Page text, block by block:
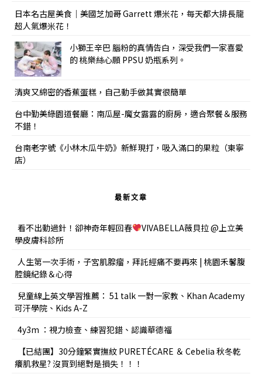
日本名古屋美食｜美國芝加哥 Garrett 爆米花，每天都大排長龍
超人氣爆米花！
小獅王辛巴 腦粉的真情告白，深受我們一家喜愛
的 桃樂絲心願 PPSU 奶瓶系列。
清爽又綿密的香蕉蛋糕，自己動手做其實很簡單
台中勤美綠園道餐廳：南瓜屋-魔女露露的廚房，適合聚餐＆服務
不錯！
台南老字號《小林木瓜牛奶》新鮮現打，吸入滿口的果粒（東寧
店）
最新文章
看不出動過針！卻神奇年輕回春
VIVABELLA薇貝拉 @上立美
學皮膚科診所
人生第一次手術，子宮肌腺瘤，拜託經痛不要再來 | 桃園禾馨腹
腔鏡紀錄＆心得
兒童線上英文學習推薦： 51 talk 一對一家教、Khan Academy
可汗學院、Kids A-Z
4y3m ：視力檢查、練習犯錯、認識華德福
【已結團】30分鐘緊實撫紋 PURETÉCARE ＆ Cebelia 秋冬乾
癢肌救星? 沒買到絕對是損失！！！